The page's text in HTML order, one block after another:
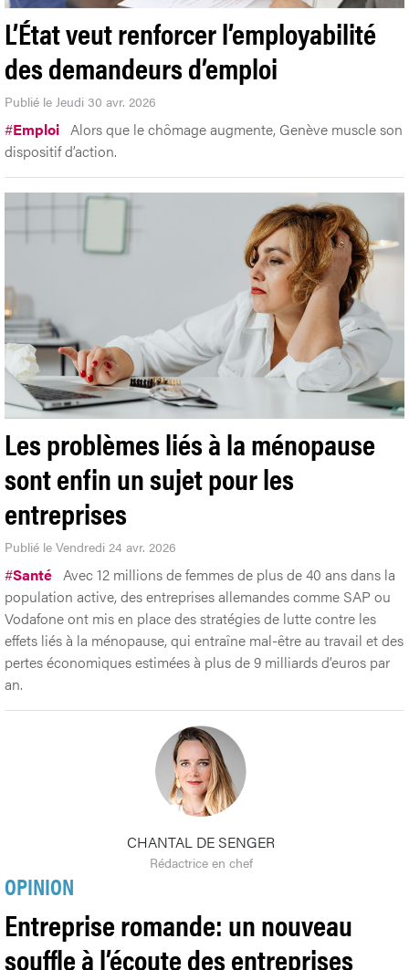
L’État veut renforcer l’employabilité
des demandeurs d’emploi
Publié le Jeudi 30 avr. 2026
#Emploi Alors que le chômage augmente, Genève muscle son
dispositif d’action.
Les problèmes liés à la ménopause
sont enfin un sujet pour les
entreprises
Publié le Vendredi 24 avr. 2026
#Santé Avec 12 millions de femmes de plus de 40 ans dans la
population active, des entreprises allemandes comme SAP ou
Vodafone ont mis en place des stratégies de lutte contre les
effets liés à la ménopause, qui entraîne mal-être au travail et des
pertes économiques estimées à plus de 9 milliards d’euros par
an.
CHANTAL DE SENGER
Rédactrice en chef
OPINION
Entreprise romande: un nouveau
souffle à l’écoute des entreprises